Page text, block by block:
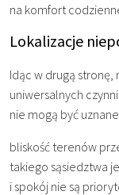
na komfort
Lokalizacje
Idąc w drugą stronę,
uniwersalnych
nie mogą być
bliskość terenów
takiego sąsiedztwa
i spokój nie są